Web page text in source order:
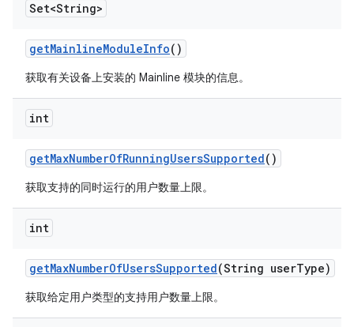
Set<String>
getMainlineModuleInfo()
获取有关设备上安装的 Mainline 模块的信息。
int
getMaxNumberOfRunningUsersSupported()
获取支持的同时运行的用户数量上限。
int
getMaxNumberOfUsersSupported(String userType)
获取给定用户类型的支持用户数量上限。